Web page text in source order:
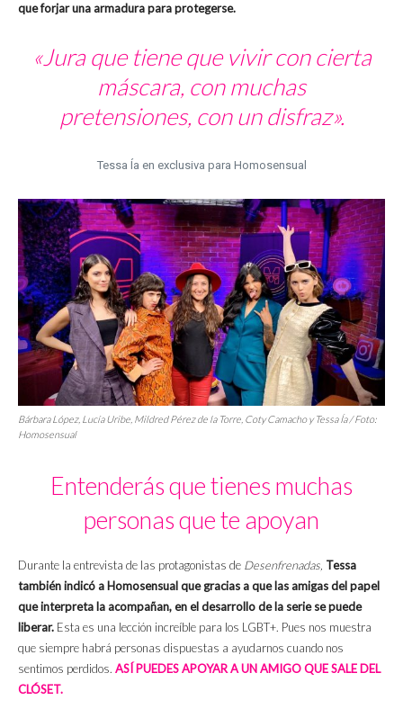
que forjar una armadura para protegerse.
«Jura que tiene que vivir con cierta
máscara, con muchas
pretensiones, con un disfraz».
Tessa Ía en exclusiva para Homosensual
Bárbara López, Lucía Uribe, Mildred Pérez de la Torre, Coty Camacho y Tessa Ía / Foto:
Homosensual
Entenderás que tienes muchas
personas que te apoyan
Durante la entrevista de las protagonistas de Desenfrenadas, Tessa
también indicó a Homosensual que gracias a que las amigas del papel
que interpreta la acompañan, en el desarrollo de la serie se puede
liberar. Esta es una lección increíble para los LGBT+. Pues nos muestra
que siempre habrá personas dispuestas a ayudarnos cuando nos
sentimos perdidos. ASÍ PUEDES APOYAR A UN AMIGO QUE SALE DEL
CLÓSET.